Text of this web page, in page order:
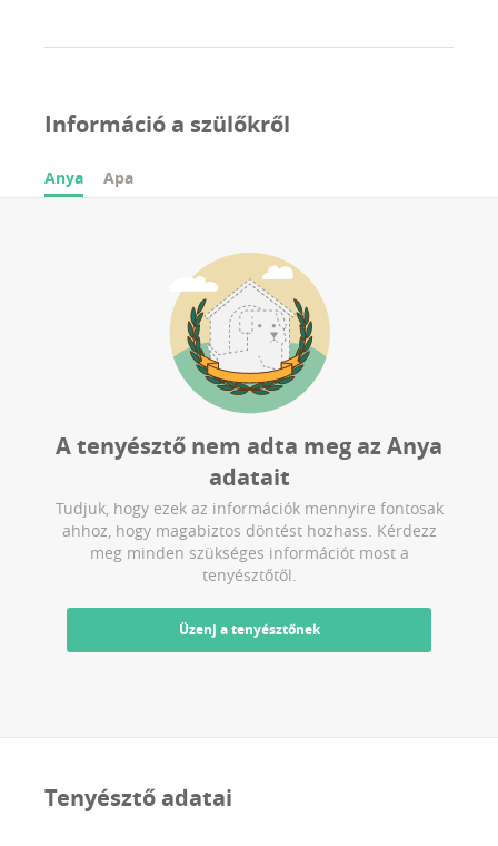
Információ a szülőkről
Anya Apa
A tenyésztő nem adta meg az Anya
adatait
Tudjuk, hogy ezek az információk mennyire fontosak
ahhoz, hogy magabiztos döntést hozhass. Kérdezz
meg minden szükséges információt most a
tenyésztőtől.
Üzenj a tenyésztőnek
Tenyésztő adatai